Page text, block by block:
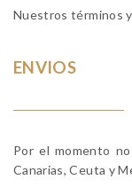
Nuestros términos
ENVIOS
Por el momento
Canarias, Ceuta y